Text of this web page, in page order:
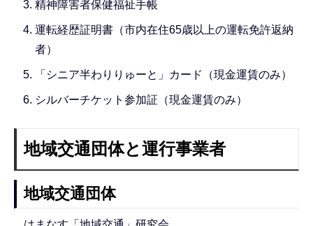
精神障害者保健福祉手帳
運転経歴証明書（市内在住65歳以上の運転免許返納
者）
「シニア半わりりゅーと」カード（現金運賃のみ）
シルバーチケット参加証（現金運賃のみ）
地域交通団体と運行事業者
地域交通団体